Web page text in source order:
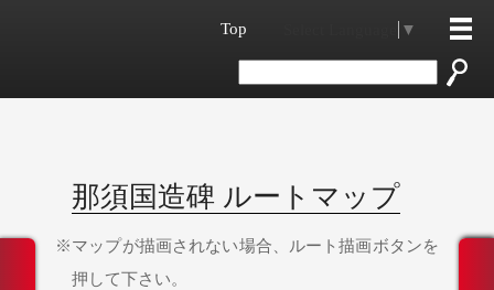
Top ▼
那須国造碑 ルートマップ
マップが描画されない場合、ルート描画ボタンを
押して下さい。